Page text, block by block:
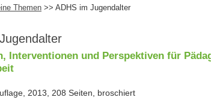
Themen >> ADHS im Jugendalter
Interventionen und Perspektiven für
2013, 208 Seiten, broschiert